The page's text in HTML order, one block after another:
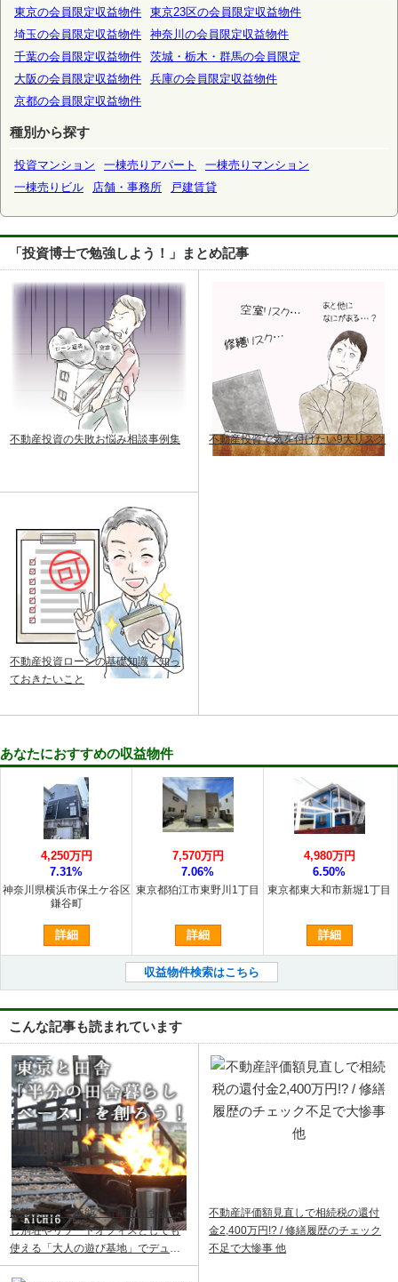
東京の会員限定収益物件
東京23区の会員限定収益物件
埼玉の会員限定収益物件
神奈川の会員限定収益物件
千葉の会員限定収益物件
茨城・栃木・群馬の会員限定
大阪の会員限定収益物件
兵庫の会員限定収益物件
京都の会員限定収益物件
種別から探す
投資マンション 一棟売りアパート
一棟売りマンション
一棟売りビル
店舗・事務所 戸建賃貸
「投資博士で勉強しよう！」まとめ記事
不動産投資の失敗お悩み相談事例集 不動産投資で気を付けたい9大リスク
不動産投資ローンの基礎知識・知っ
ておきたいこと
あなたにおすすめの収益物件
神奈川県横浜市保土ケ谷区
鎌谷町
4,250万円
7.31%
詳細
東京都狛江市東野川1丁目
7,570万円
7.06%
詳細
東京都東大和市新堀1丁目
4,980万円
6.50%
詳細
収益物件検索はこちら
こんな記事も読まれています
飯能ベース｜飯能・青梅で田舎暮ら
し別荘やリゾートオフィスとしても
使える「大人の遊び基地」でデュア
ルライフ
不動産評価額見直しで相続税の還付
金2,400万円!? / 修繕履歴のチェック
不足で大惨事 他